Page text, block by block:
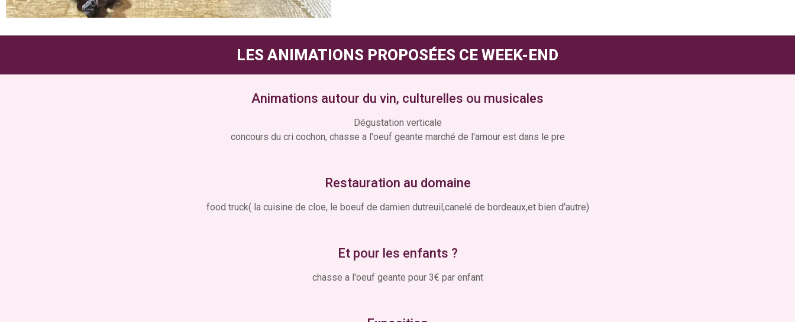
LES ANIMATIONS PROPOSÉES CE WEEK-END
Animations autour du vin, culturelles ou musicales
Dégustation verticale
concours du cri cochon, chasse a l'oeuf geante marché de l'amour est dans le pre
Restauration au domaine
food truck( la cuisine de cloe, le boeuf de damien dutreuil,canelé de bordeaux,et bien d'autre)
Et pour les enfants ?
chasse a l'oeuf geante pour 3€ par enfant